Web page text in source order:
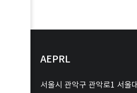
AEPRL
서울시 관악구 관악로1 서울